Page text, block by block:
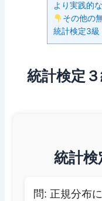
より実践的
その他の
統計検定3級
統計検定
統計
問: 正規分布